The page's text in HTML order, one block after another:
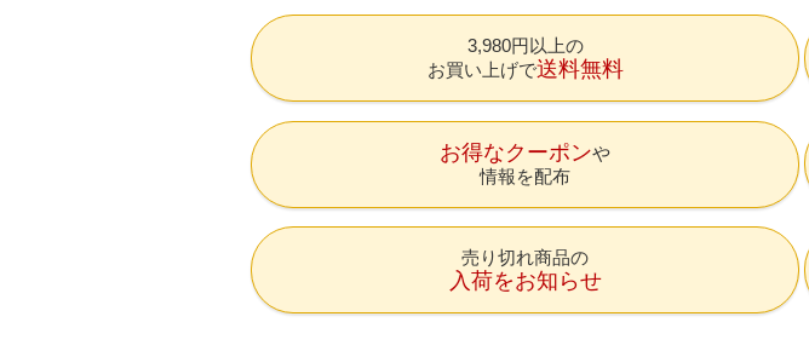
3,980円以上の
お買い上げで送料無料
お得なクーポン
情報を配布
売り切れ商品の
入荷をお知らせ